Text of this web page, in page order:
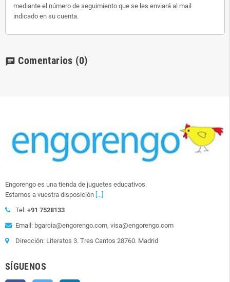
mediante el número de seguimiento que se les enviará al mail
indicado en su cuenta.
chat Comentarios (0)
Engorengo es una tienda de juguetes educativos.
Estamos a vuestra disposición [...]
Tel: +91 7528133
Email: bgarcia@engorengo.com, visa@engorengo.com
Dirección: Literatos 3. Tres Cantos 28760. Madrid
SÍGUENOS